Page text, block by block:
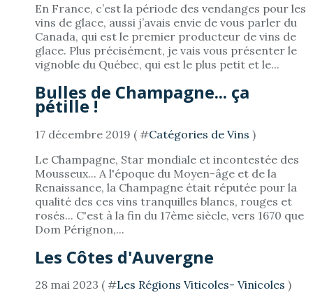
En France, c’est la période des vendanges pour les
vins de glace, aussi j’avais envie de vous parler du
Canada, qui est le premier producteur de vins de
glace. Plus précisément, je vais vous présenter le
vignoble du Québec, qui est le plus petit et le...
Bulles de Champagne... ça
pétille !
17 décembre 2019 ( #Catégories de Vins )
Le Champagne, Star mondiale et incontestée des
Mousseux... A l'époque du Moyen-âge et de la
Renaissance, la Champagne était réputée pour la
qualité des ces vins tranquilles blancs, rouges et
rosés... C'est à la fin du 17ème siècle, vers 1670 que
Dom Pérignon,...
Les Côtes d'Auvergne
28 mai 2023 ( #Les Régions Viticoles- Vinicoles )